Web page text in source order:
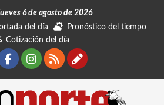
6 de agosto de 2026
del día
Pronóstico del tiempo
Cotización del día
Facebook
Instagram
RSSContáctanos